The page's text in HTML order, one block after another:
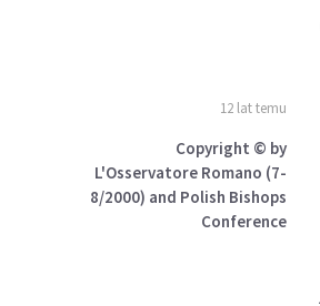
12 lat temu
Copyright © by
L'Osservatore Romano (7-
8/2000) and Polish Bishops
Conference